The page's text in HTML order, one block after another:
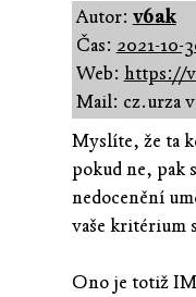
Autor: v6ak
Čas: 2021-10-
Web: https://
Mail: cz.urza
Myslíte, že ta
pokud ne, pak
nedocenění
vaše kritérium
Ono je totiž